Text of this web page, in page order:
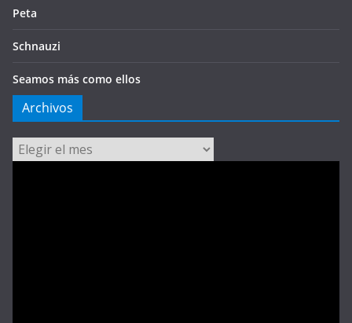
Peta
Schnauzi
Seamos más como ellos
Archivos
Archivos